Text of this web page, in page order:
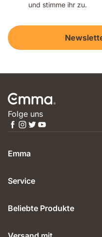
und stimme ihr zu.
Folge uns
Emma
Service
Beliebte Produkte